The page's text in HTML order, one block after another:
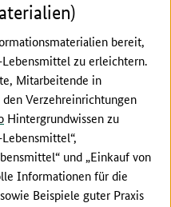
bereit,
zu erleichtern.
Mitarbeitende in
Verzehreinrichtungen
Hintergrundwissen zu
und „Einkauf von
Informationen für die
Beispiele guter Praxis